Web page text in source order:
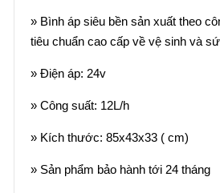
» Bình áp siêu bền sản xuất theo
tiêu chuẩn cao cấp về vệ sinh và
» Điện áp: 24v
» Công suất: 12L/h
» Kích thước: 85x43x33 ( cm)
» Sản phẩm bảo hành tới 24 tháng